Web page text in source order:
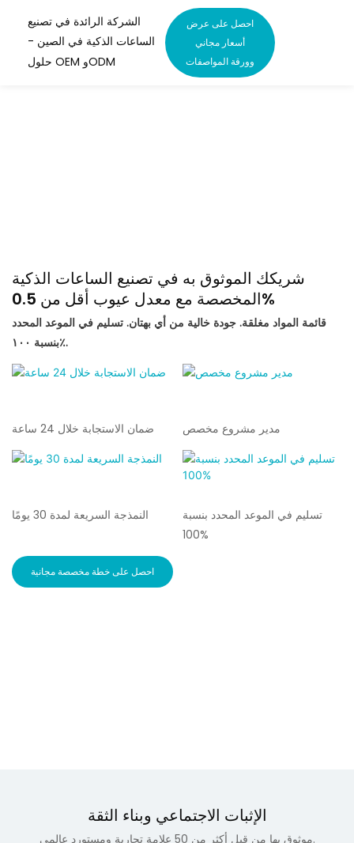
الشركة الرائدة في تصنيع
الساعات الذكية في الصين -
حلول OEM وODM
احصل على عرض
أسعار مجاني
وورقة المواصفات
شريكك الموثوق به في تصنيع الساعات الذكية
المخصصة مع معدل عيوب أقل من 0.5%
قائمة المواد مغلقة. جودة خالية من أي بهتان. تسليم في الموعد المحدد
بنسبة ١٠٠٪.
ضمان الاستجابة خلال 24 ساعة مدير مشروع مخصص
النمذجة السريعة لمدة 30 يومًا
تسليم في الموعد المحدد بنسبة
100%
احصل على خطة مخصصة مجانية
الإثبات الاجتماعي وبناء الثقة
موثوق بها من قبل أكثر من 50 علامة تجارية ومستورد عالمي.